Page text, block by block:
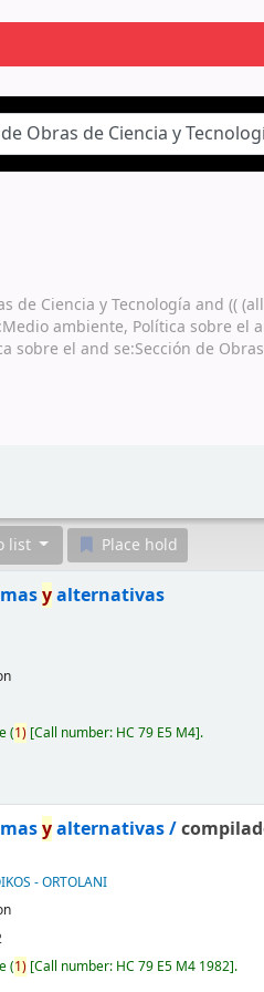
Ciencia y Tecnología and ((
ambiente, Política sobre el
el and se:Sección de
list Place hold
yalternativas
(1) Call number: HC 79 E5 M4 .
yalternativas /
- ORTOLANI
(1) Call number: HC 79 E5 M4 1982 .